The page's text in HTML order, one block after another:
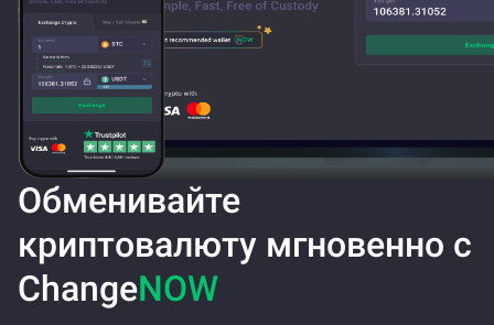
Обменивайте
криптовалюту мгновенно с
ChangeNOW